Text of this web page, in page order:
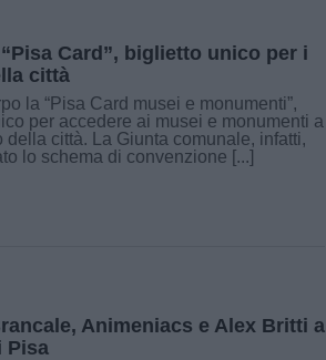
Card”, biglietto unico per i
città
la “Pisa Card musei e monumenti”,
per accedere ai musei e monumenti a
della città. La Giunta comunale, infatti,
lo schema di convenzione [...]
Animeniacs e Alex Britti a
Pisa